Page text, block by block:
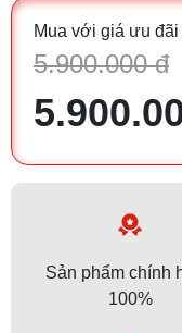
Mua với giá ưu đãi
5.900.000 đ
Sản phẩm chính
100%